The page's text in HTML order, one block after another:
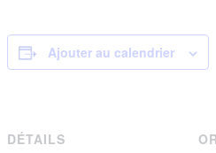
Ajouter au calendrier
DÉTAILS